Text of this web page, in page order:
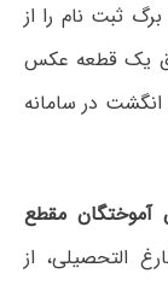
ثبت نام را از
یک قطعه عکس
انگشت در سامانه
مقطع
التحصیلی، از